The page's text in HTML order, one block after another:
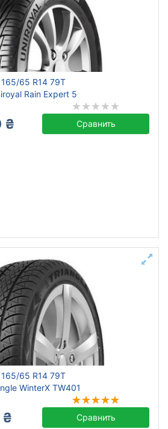
165/65 R14 79T
Rain Expert 5
₴ Сравнить
165/65 R14 79T
WinterX TW401
₴ Сравнить